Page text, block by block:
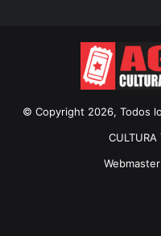
© Copyright 2026, Todos
CULTURA